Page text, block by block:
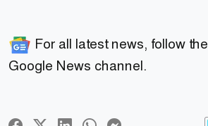
For all latest news, follow the
Google News channel.